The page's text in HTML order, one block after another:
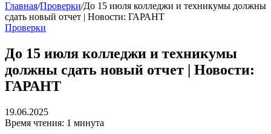
Главная/Проверки/До 15 июля колледжи и техникумы должны
сдать новый отчет | Новости: ГАРАНТ
Проверки
До 15 июля колледжи и техникумы
должны сдать новый отчет | Новости:
ГАРАНТ
19.06.2025
Время чтения: 1 минута